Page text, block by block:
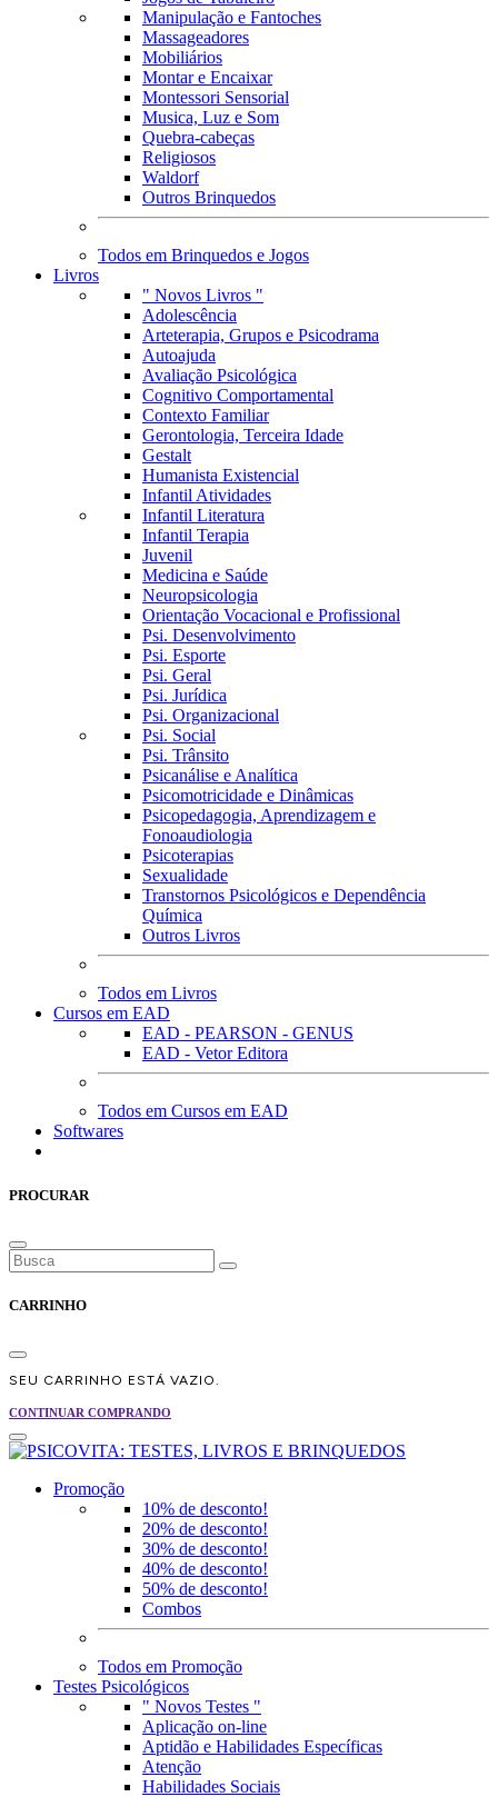
Manipulação e Fantoches
Massageadores
Mobiliários
Montar e Encaixar
Montessori Sensorial
Musica, Luz e Som
Quebra-cabeças
Religiosos
Waldorf
Outros Brinquedos
Todos em Brinquedos e Jogos
Livros
" Novos Livros "
Adolescência
Arteterapia, Grupos e Psicodrama
Autoajuda
Avaliação Psicológica
Cognitivo Comportamental
Contexto Familiar
Gerontologia, Terceira Idade
Gestalt
Humanista Existencial
Infantil Atividades
Infantil Literatura
Infantil Terapia
Juvenil
Medicina e Saúde
Neuropsicologia
Orientação Vocacional e Profissional
Psi. Desenvolvimento
Psi. Esporte
Psi. Geral
Psi. Jurídica
Psi. Organizacional
Psi. Social
Psi. Trânsito
Psicanálise e Analítica
Psicomotricidade e Dinâmicas
Psicopedagogia, Aprendizagem e
Fonoaudiologia
Psicoterapias
Sexualidade
Transtornos Psicológicos e Dependência
Química
Outros Livros
Todos em Livros
Cursos em EAD
EAD - PEARSON - GENUS
EAD - Vetor Editora
Todos em Cursos em EAD
Softwares
PROCURAR
CARRINHO
SEU CARRINHO ESTÁ VAZIO.
CONTINUAR COMPRANDO
Promoção
10% de desconto!
20% de desconto!
30% de desconto!
40% de desconto!
50% de desconto!
Combos
Todos em Promoção
Testes Psicológicos
" Novos Testes "
Aplicação on-line
Aptidão e Habilidades Específicas
Atenção
Habilidades Sociais